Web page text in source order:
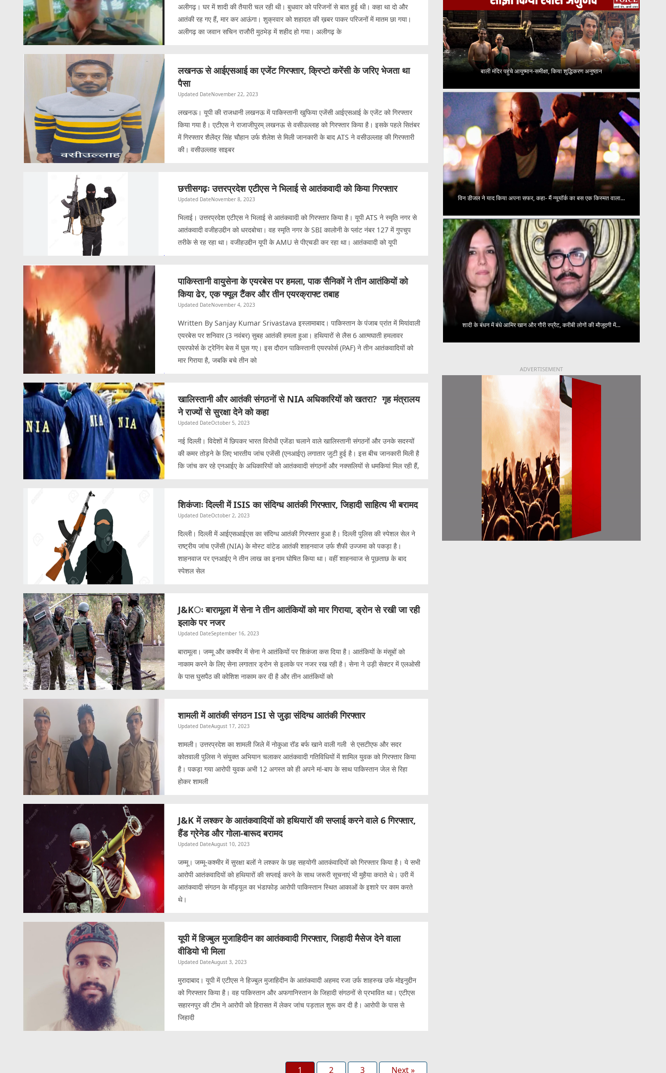
अलीगढ़। घर में शादी की तैयारी चल रही थी। बुधवार को परिजनों से बात हुई थी। कहा था दो और
आतंकी रह गए हैं, मार कर आऊंगा। शुक्रवार को शहादत की ख़बर पाकर परिजनों में मातम छा गया।
अलीगढ़ का जवान सचिन राजौरी मुठभेड़ में शहीद हो गया। अलीगढ़ के
लखनऊ से आईएसआई का एजेंट गिरफ्तार, क्रिप्टो करेंसी के जरिए भेजता था
पैसा
Updated DateNovember 22, 2023
लखनऊ। यूपी की राजधानी लखनऊ में पाकिस्तानी खुफिया एजेंसी आईएसआई के एजेंट को गिरफ्तार
किया गया है। एटीएस ने राजाजीपुरम् लखनऊ से वसीउल्लाह को गिरफ्तार किया है। इसके पहले सितंबर
में गिरफ्तार शैलेंद्र सिंह चौहान उर्फ शैलेश से मिली जानकारी के बाद ATS ने वसीउल्लाह की गिरफ्तारी
की। वसीउल्लाह साइबर
छत्तीसगढ़ः उत्तरप्रदेश एटीएस ने भिलाई से आतंकवादी को किया गिरफ्तार
Updated DateNovember 8, 2023
भिलाई। उत्तरप्रदेश एटीएस ने भिलाई से आतंकवादी को गिरफ्तार किया है। यूपी ATS ने स्मृति नगर से
आतंकवादी वजीहउद्दीन को धरदबोचा। वह स्मृति नगर के SBI कालोनी के प्लांट नंबर 127 में गुपचुप
तरीके से रह रहा था। वजीहउद्दीन यूपी के AMU से पीएचडी कर रहा था। आतंकवादी को यूपी
पाकिस्तानी वायुसेना के एयरबेस पर हमला, पाक सैनिकों ने तीन आतंकियों को
किया ढेर, एक फ्यूल टैंकर और तीन एयरक्राफ्ट तबाह
Updated DateNovember 4, 2023
Written By Sanjay Kumar Srivastava इस्लामाबाद। पाकिस्तान के पंजाब प्रांत में मियांवाली
एयरबेस पर शनिवार (3 नवंबर) सुबह आतंकी हमला हुआ। हथियारों से लैस 6 आत्मघाती हमलावर
एयरफोर्स के ट्रेनिंग बेस में घुस गए। इस दौरान पाकिस्तानी एयरफोर्स (PAF) ने तीन आतंकवादियों को
मार गिराया है, जबकि बचे तीन को
खालिस्तानी और आतंकी संगठनों से NIA अधिकारियों को खतरा? गृह मंत्रालय
ने राज्यों से सुरक्षा देने को कहा
Updated DateOctober 5, 2023
नई दिल्ली। विदेशों में छिपकर भारत विरोधी एजेंडा चलाने वाले खालिस्तानी संगठनों और उनके सदस्यों
की कमर तोड़ने के लिए भारतीय जांच एजेंसी (एनआईए) लगातार जुटी हुई है। इस बीच जानकारी मिली है
कि जांच कर रहे एनआईए के अधिकारियों को आतंकवादी संगठनों और नक्सलियों से धमकियां मिल रही हैं,
शिकंजाः दिल्ली में ISIS का संदिग्ध आतंकी गिरफ्तार, जिहादी साहित्य भी बरामद
Updated DateOctober 2, 2023
दिल्ली। दिल्ली में आईएसआईएस का संदिग्ध आतंकी गिरफ्तार हुआ है। दिल्ली पुलिस की स्पेशल सेल ने
राष्ट्रीय जांच एजेंसी (NIA) के मोस्ट वांटेड आतंकी शाहनवाज उर्फ शैफी उज्जमा को पकड़ा है।
शाहनवाज पर एनआईए ने तीन लाख का इनाम घोषित किया था। वहीं शाहनवाज से पूछताछ के बाद
स्पेशल सेल
J&Kः बारामूला में सेना ने तीन आतंकियों को मार गिराया, ड्रोन से रखी जा रही
इलाके पर नजर
Updated DateSeptember 16, 2023
बारामूला। जम्मू और कश्मीर में सेना ने आतंकियों पर शिकंजा कस दिया है। आतंकियों के मंसूबों को
नाकाम करने के लिए सेना लगातार ड्रोन से इलाके पर नजर रख रही है। सेना ने उड़ी सेक्टर में एलओसी
के पास घुसपैठ की कोशिश नाकाम कर दी है और तीन आतंकियों को
शामली में आतंकी संगठन ISI से जुड़ा संदिग्ध आतंकी गिरफ्तार
Updated DateAugust 17, 2023
शामली। उत्तरप्रदेश का शामली जिले में नोकुआ रॉड बर्फ खाने वाली गली से एसटीएफ और सदर
कोतवाली पुलिस ने संयुक्त अभियान चलाकर आतंकवादी गतिविधियों में शामिल युवक को गिरफ्तार किया
है। पकड़ा गया आरोपी युवक अभी 12 अगस्त को ही अपने मां-बाप के साथ पाकिस्तान जेल से रिहा
होकर शामली
J&K में लश्कर के आतंकवादियों को हथियारों की सप्लाई करने वाले 6 गिरफ्तार,
हैंड ग्रेनेड और गोला-बारूद बरामद
Updated DateAugust 10, 2023
जम्मू। जम्मू-कश्मीर में सुरक्षा बलों ने लश्कर के छह सहयोगी आतकंवादियों को गिरफ्तार किया है। ये सभी
आरोपी आतंकवादियों को हथियारों की सप्लाई करने के साथ जरूरी सूचनाएं भी मुहैया कराते थे। उरी में
आतंकवादी संगठन के मॉड्यूल का भंडाफोड़ आरोपी पाकिस्तान स्थित आकाओं के इशारे पर काम करते
थे।
यूपी में हिज्बुल मुजाहिदीन का आतंकवादी गिरफ्तार, जिहादी मैसेज देने वाला
वीडियो भी मिला
Updated DateAugust 3, 2023
मुरादाबाद। यूपी में एटीएस ने हिज्बुल मुजाहिदीन के आतंकवादी अहमद रजा उर्फ शाहरुख उर्फ मोइनुद्दीन
को गिरफ्तार किया है। वह पाकिस्तान और अफगानिस्तान के जिहादी संगठनों से प्रभावित था। एटीएस
सहारनपुर की टीम ने आरोपी को हिरासत में लेकर जांच पड़ताल शुरू कर दी है। आरोपी के पास से
जिहादी
1 2 3 Next »
बाली मंदिर पहुंचे आयुष्मान-समीक्षा, किया शुद्धिकरण अनुष्ठान
विन डीजल ने याद किया अपना सफर, कहा- मैं न्यूयॉर्क का बस एक किस्मत वाला...
शादी के बंधन में बंधे आमिर खान और गौरी स्प्रैट, करीबी लोगों की मौजूदगी में...
ADVERTISEMENT